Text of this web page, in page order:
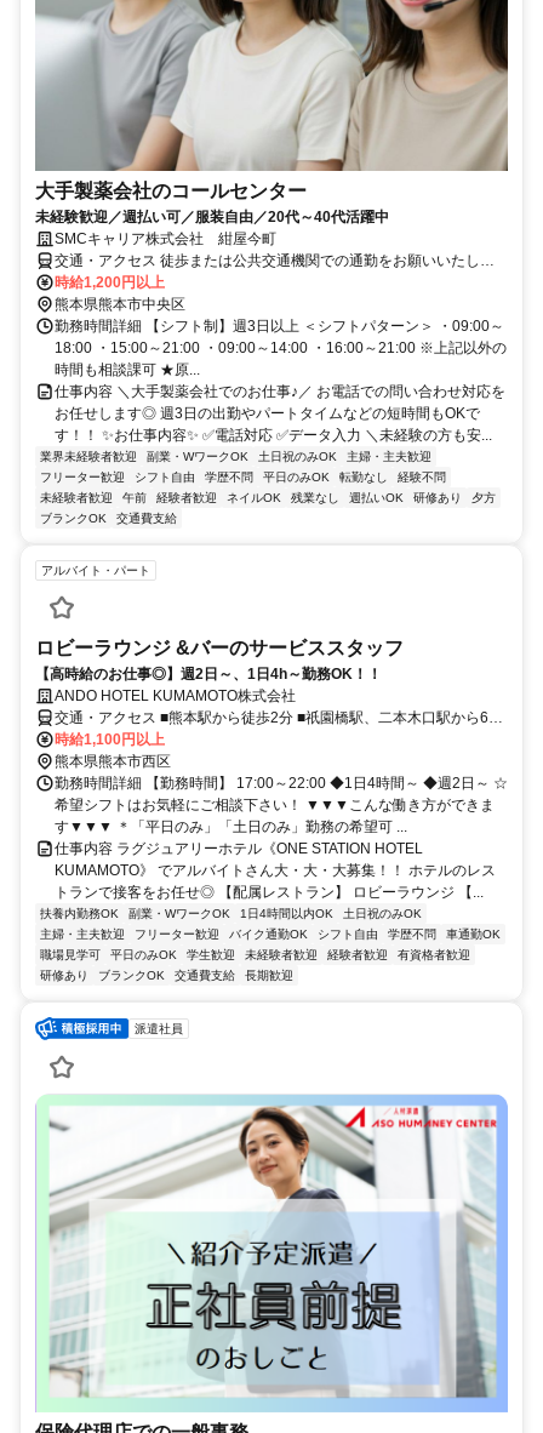
大手製薬会社のコールセンター
未経験歓迎／週払い可／服装自由／20代～40代活躍中
SMCキャリア株式会社 紺屋今町
交通・アクセス 徒歩または公共交通機関での通勤をお願いいたしま
す
時給1,200円以上
熊本県熊本市中央区
勤務時間詳細 【シフト制】週3日以上 ＜シフトパターン＞ ・09:00～
18:00 ・15:00～21:00 ・09:00～14:00 ・16:00～21:00 ※上記以外の
時間も相談課可 ★原...
仕事内容 ＼大手製薬会社でのお仕事♪／ お電話での問い合わせ対応を
お任せします◎ 週3日の出勤やパートタイムなどの短時間もOKで
す！！ ✨お仕事内容✨ ✅電話対応 ✅データ入力 ＼未経験の方も安...
業界未経験者歓迎 副業・WワークOK 土日祝のみOK
主婦・主夫歓迎
フリーター歓迎
シフト自由 学歴不問 平日のみOK 転勤なし
経験不問
未経験者歓迎
午前 経験者歓迎 ネイルOK 残業なし 週払いOK 研修あり
夕方
ブランクOK
交通費支給
アルバイト・パート
ロビーラウンジ &バーのサービススタッフ
【高時給のお仕事◎】週2日～、1日4h～勤務OK！！
ANDO HOTEL KUMAMOTO株式会社
交通・アクセス ■熊本駅から徒歩2分 ■祇園橋駅、二本木口駅から6分
■田崎橋駅から徒歩9分 ★交通費・ガソリン代支給
時給1,100円以上
熊本県熊本市西区
勤務時間詳細 【勤務時間】 17:00～22:00 ◆1日4時間～ ◆週2日～ ☆
希望シフトはお気軽にご相談下さい！ ▼▼▼こんな働き方ができま
す▼▼▼ ＊「平日のみ」「土日のみ」勤務の希望可 ...
仕事内容 ラグジュアリーホテル《ONE STATION HOTEL
KUMAMOTO》 でアルバイトさん大・大・大募集！！ ホテルのレス
トランで接客をお任せ◎ 【配属レストラン】 ロビーラウンジ 【...
扶養内勤務OK 副業・WワークOK 1日4時間以内OK
土日祝のみOK
主婦・主夫歓迎
フリーター歓迎 バイク通勤OK シフト自由 学歴不問
車通勤OK
職場見学可
平日のみOK 学生歓迎 未経験者歓迎 経験者歓迎
有資格者歓迎
研修あり
ブランクOK 交通費支給 長期歓迎
派遣社員